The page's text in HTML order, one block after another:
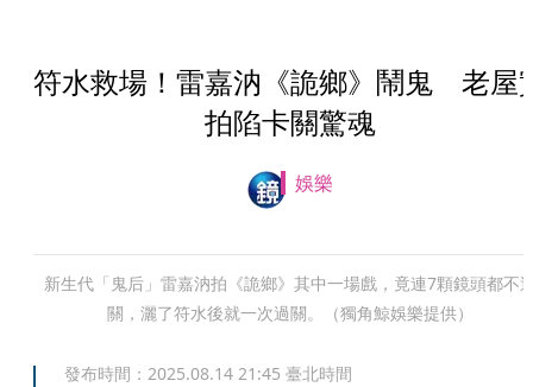
符水救場！雷嘉汭《詭鄉》鬧鬼 老屋
拍陷卡關驚魂
娛樂
新生代「鬼后」雷嘉汭拍《詭鄉》其中一場戲，竟連7顆鏡頭都不
關，灑了符水後就一次過關。（獨角鯨娛樂提供）
發布時間： 2025.08.14 21:45 臺北時間